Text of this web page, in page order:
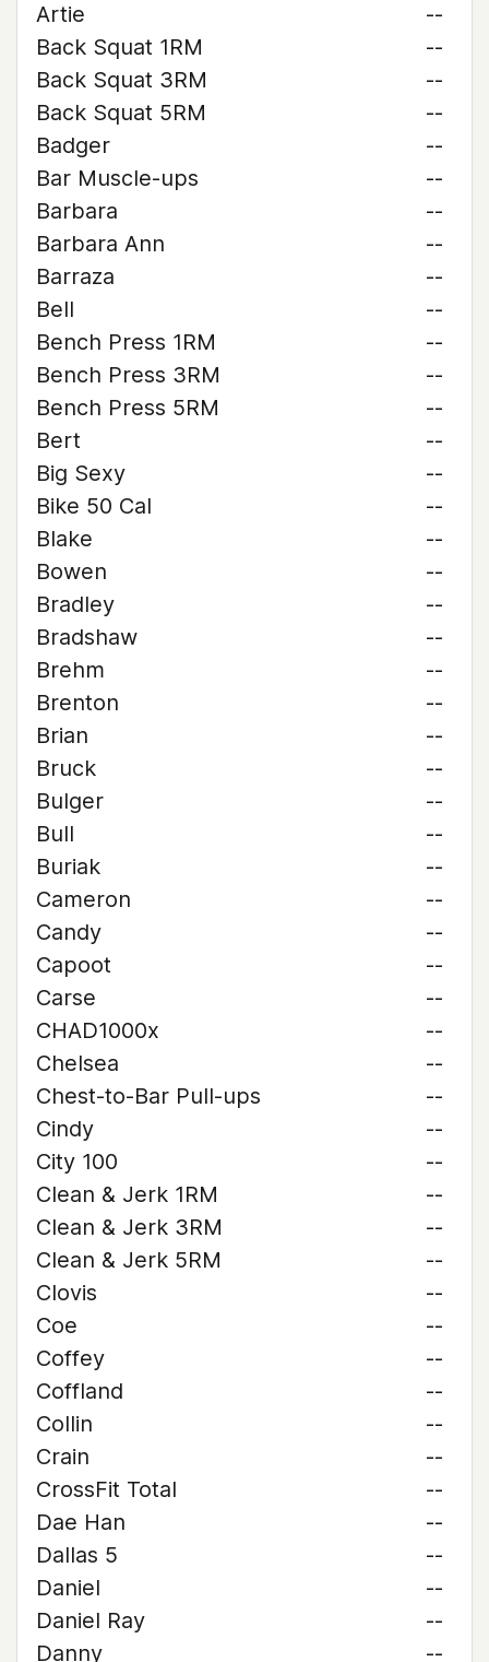
Artie
--
Back Squat 1RM
--
Back Squat 3RM
--
Back Squat 5RM
--
Badger
--
Bar Muscle-ups
--
Barbara
--
Barbara Ann
--
Barraza
--
Bell
--
Bench Press 1RM
--
Bench Press 3RM
--
Bench Press 5RM
--
Bert
--
Big Sexy
--
Bike 50 Cal
--
Blake
--
Bowen
--
Bradley
--
Bradshaw
--
Brehm
--
Brenton
--
Brian
--
Bruck
--
Bulger
--
Bull
--
Buriak
--
Cameron
--
Candy
--
Capoot
--
Carse
--
CHAD1000x
--
Chelsea
--
Chest-to-Bar Pull-ups
--
Cindy
--
City 100
--
Clean & Jerk 1RM
--
Clean & Jerk 3RM
--
Clean & Jerk 5RM
--
Clovis
--
Coe
--
Coffey
--
Coffland
--
Collin
--
Crain
--
CrossFit Total
--
Dae Han
--
Dallas 5
--
Daniel
--
Daniel Ray
--
Danny
--